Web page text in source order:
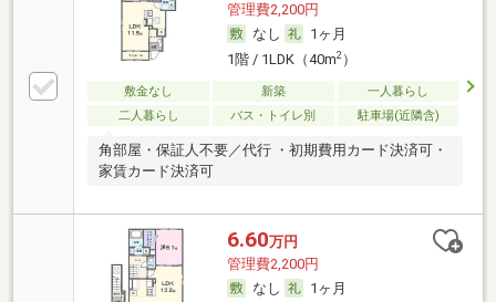
管理費2,200円
なし
1ヶ月
1階 / 1LDK（40m2）
敷金なし 新築
一人暮らし
二人暮らし
バス・トイレ別 駐車場(近隣含)
角部屋・保証人不要／代行 ・初期費用カード決済可・
家賃カード決済可
6.60万円
管理費2,200円
なし
1ヶ月